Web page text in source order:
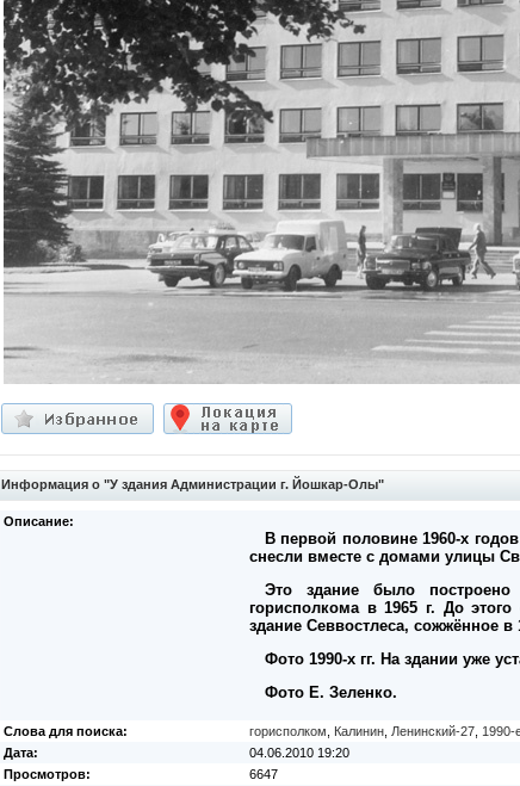
Информация о "У здания Администрации г. Йошкар-Олы"
Описание:
В первой половине 1960-х
снесли вместе с домами улицы
Это здание было построено
горисполкома в 1965 г. До
здание Севвостлеса, сожжённое в
Фото 1990-х гг. На здании уже
Фото Е. Зеленко.
Слова для поиска: горисполком Калинин Ленинский-27 1990-
Дата:
04.06.2010 19:20
Просмотров:
6647